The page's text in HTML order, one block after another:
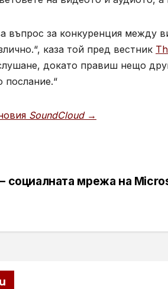
въпрос за конкуренция между
каза той пред вестник
докато правиш нещо
послание.“
SoundCloud→
социалната мрежа на